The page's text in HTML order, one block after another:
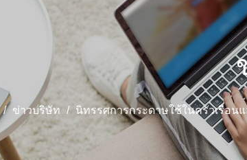
/ ข่าวบริษัท / นิทรรศการกระดาษใช้ในครัวเรือ